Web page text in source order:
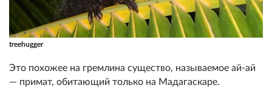
treehugger
Это похожее на гремлина существо, называемое ай-ай
— примат, обитающий только на Мадагаскаре.